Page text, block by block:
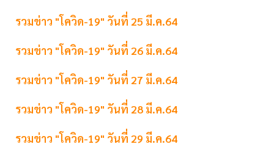
รวมข่าว "โควิด-19" วันที่ 25 มี.ค.64
รวมข่าว "โควิด-19" วันที่ 26 มี.ค.64
รวมข่าว "โควิด-19" วันที่ 27 มี.ค.64
รวมข่าว "โควิด-19" วันที่ 28 มี.ค.64
รวมข่าว "โควิด-19" วันที่ 29 มี.ค.64